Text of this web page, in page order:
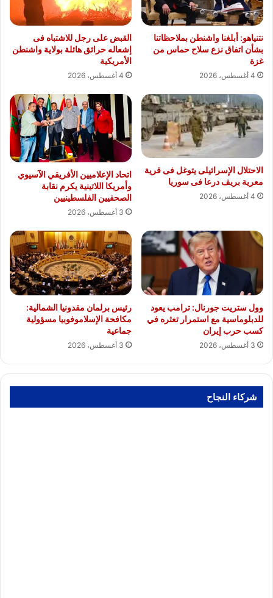
نتنياهو: أبلغنا واشنطن بملاحظاتنا
بشأن اتفاق نزع سلاح حماس من
غزة
4 أغسطس، 2026
القبض على رجل للاشتباه فى
إشعاله حرائق هائلة بولاية واشنطن
الأمريكية
4 أغسطس، 2026
الاحتلال الإسرائيلى يتوغل فى قرية
معرية بريف درعا فى سوريا
4 أغسطس، 2026
اتحاد الإعلاميين الأفريقي الآسيوي
وأمريكا اللاتينية يكرم نقابة
الصحفيين الفلسطينيين
3 أغسطس، 2026
وول ستريت جورنال: ترامب يعود
للدبلوماسية مع استمرار تعثره في
كسب حرب إيران
3 أغسطس، 2026
رئيس برلمان مقدونيا الشمالية:
مكافحة الإسلاموفوبيا مسؤولية
جماعية
3 أغسطس، 2026
شركاء النجاح